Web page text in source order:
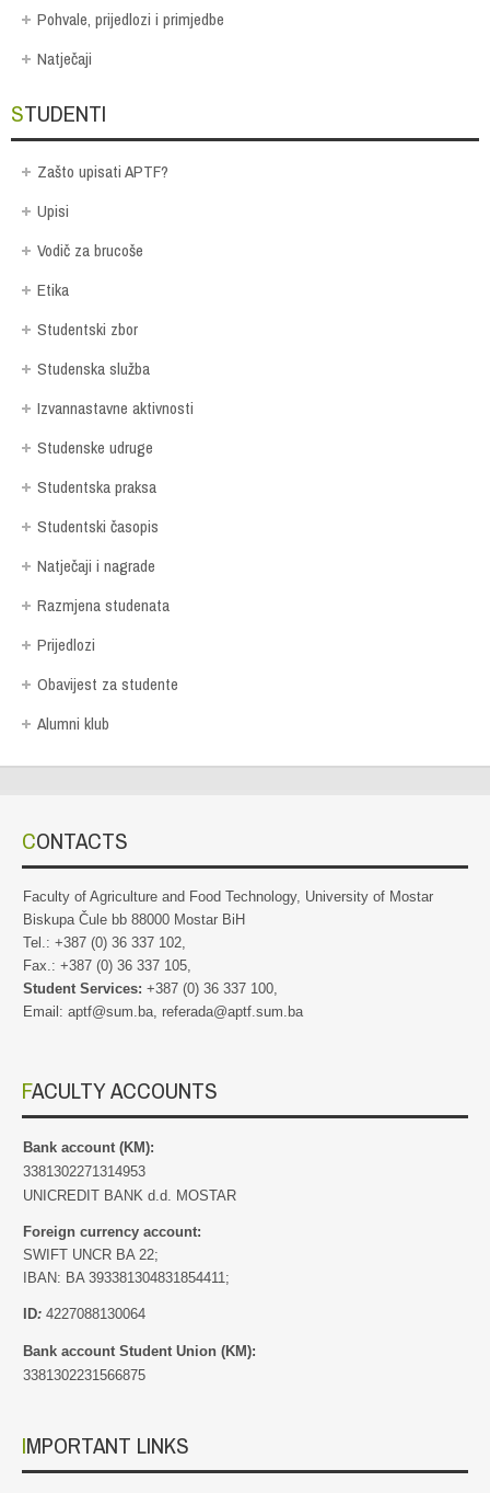
Pohvale, prijedlozi i primjedbe
Natječaji
STUDENTI
Zašto upisati APTF?
Upisi
Vodič za brucoše
Etika
Studentski zbor
Studenska služba
Izvannastavne aktivnosti
Studenske udruge
Studentska praksa
Studentski časopis
Natječaji i nagrade
Razmjena studenata
Prijedlozi
Obavijest za studente
Alumni klub
CONTACTS
Faculty of Agriculture and Food Technology, University of Mostar
Biskupa Čule bb 88000 Mostar BiH
Tel.: +387 (0) 36 337 102,
Fax.: +387 (0) 36 337 105,
Student Services: +387 (0) 36 337 100,
Email: aptf@sum.ba, referada@aptf.sum.ba
FACULTY ACCOUNTS
Bank account (KM):
3381302271314953
UNICREDIT BANK d.d. MOSTAR
Foreign currency account:
SWIFT UNCR BA 22;
IBAN: BA 393381304831854411;
ID: 4227088130064
Bank account Student Union (KM):
3381302231566875
IMPORTANT LINKS